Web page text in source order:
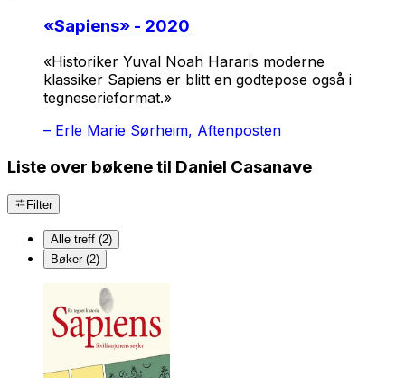
«Sapiens» - 2020
«Historiker Yuval Noah Hararis moderne
klassiker Sapiens er blitt en godtepose også i
tegneserieformat.»
– Erle Marie Sørheim, Aftenposten
Liste over bøkene til Daniel Casanave
Filter
Alle treff (2)
Bøker (2)